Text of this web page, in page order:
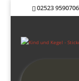
02523 9590706